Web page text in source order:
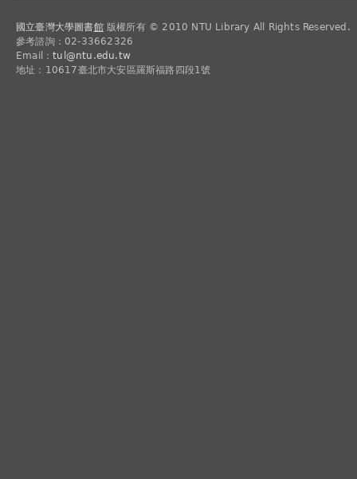
國立臺灣大學圖書館版權所有 © 2010 NTU Library All Rights Reserved.
參考諮詢：02-33662326
Email：tul@ntu.edu.tw
地址：10617臺北市大安區羅斯福路四段1號